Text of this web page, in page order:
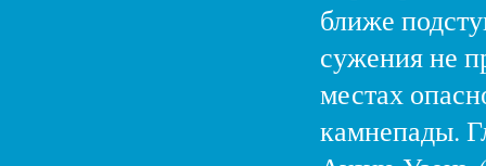
ближе
сужения не
местах
камнепады.